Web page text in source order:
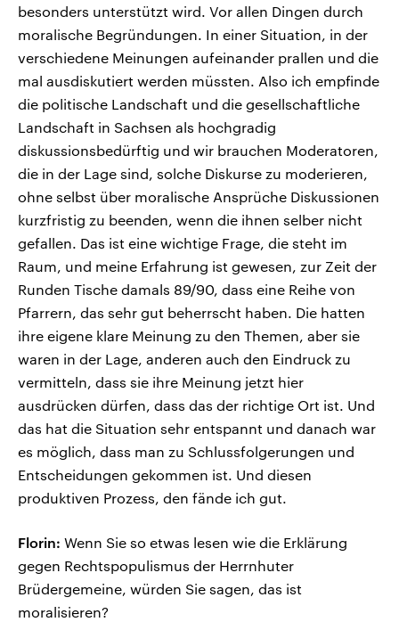
besonders unterstützt wird. Vor allen Dingen durch
moralische Begründungen. In einer Situation, in der
verschiedene Meinungen aufeinander prallen und die
mal ausdiskutiert werden müssten. Also ich empfinde
die politische Landschaft und die gesellschaftliche
Landschaft in Sachsen als hochgradig
diskussionsbedürftig und wir brauchen Moderatoren,
die in der Lage sind, solche Diskurse zu moderieren,
ohne selbst über moralische Ansprüche Diskussionen
kurzfristig zu beenden, wenn die ihnen selber nicht
gefallen. Das ist eine wichtige Frage, die steht im
Raum, und meine Erfahrung ist gewesen, zur Zeit der
Runden Tische damals 89/90, dass eine Reihe von
Pfarrern, das sehr gut beherrscht haben. Die hatten
ihre eigene klare Meinung zu den Themen, aber sie
waren in der Lage, anderen auch den Eindruck zu
vermitteln, dass sie ihre Meinung jetzt hier
ausdrücken dürfen, dass das der richtige Ort ist. Und
das hat die Situation sehr entspannt und danach war
es möglich, dass man zu Schlussfolgerungen und
Entscheidungen gekommen ist. Und diesen
produktiven Prozess, den fände ich gut.
Florin: Wenn Sie so etwas lesen wie die Erklärung
gegen Rechtspopulismus der Herrnhuter
Brüdergemeine, würden Sie sagen, das ist
moralisieren?